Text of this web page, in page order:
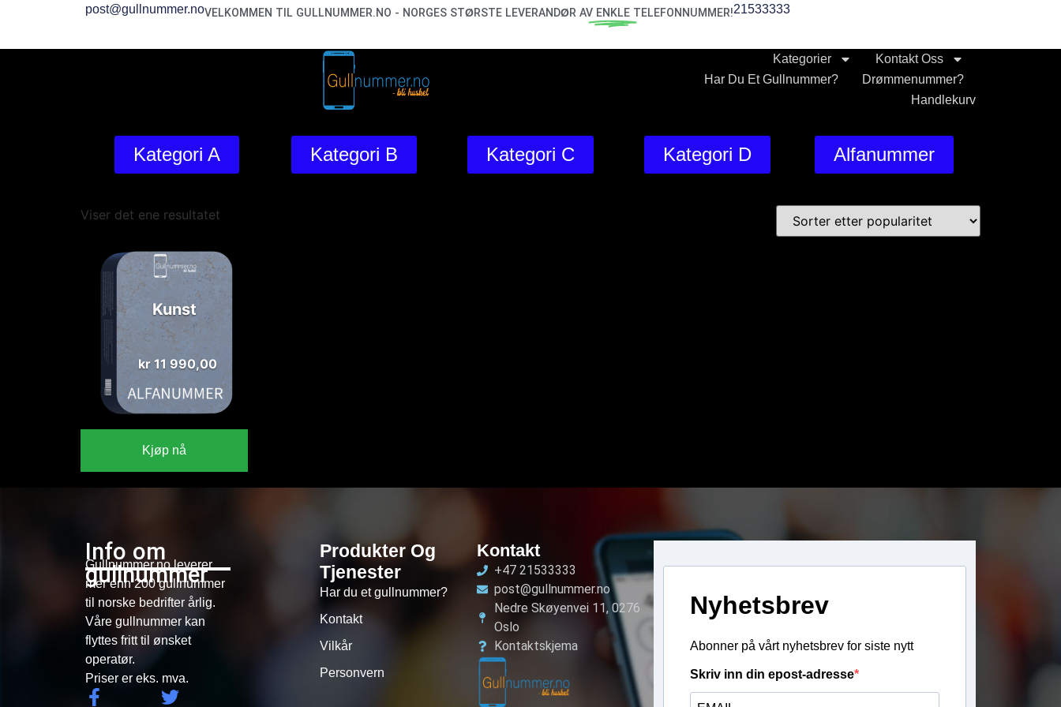
post@gullnummer.noVELKOMMEN TIL GULLNUMMER.NO - NORGES STØRSTE LEVERANDØR AV ENKLE TELEFONNUMMER!21533333
Kategorier
Kontakt Oss
Har Du Et Gullnummer?
Drømmenummer?
Handlekurv
Kategori A Kategori B Kategori C Kategori D Alfanummer
Viser det ene resultatet
Kjøp nå
Kunst
kr11 990,00
Info om
gullnummer
Gullnummer.no leverer
mer enn 200 gullnummer
til norske bedrifter årlig.
Våre gullnummer kan
flyttes fritt til ønsket
operatør.
Priser er eks. mva.
Produkter Og
Tjenester
Har du et gullnummer?
Kontakt
Vilkår
Personvern
Kontakt
+47 21533333
post@gullnummer.no
Nedre Skøyenvei 11, 0276
Oslo
Kontaktskjema
Nyhetsbrev
Abonner på vårt nyhetsbrev for siste nytt
Skriv inn din epost-adresse